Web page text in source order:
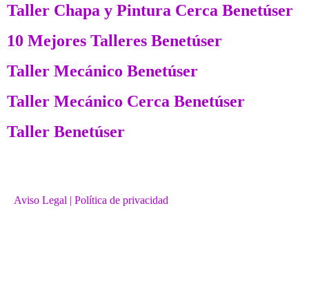
Taller Chapa y Pintura Cerca Benetúser
10 Mejores Talleres Benetúser
Taller Mecánico Benetúser
Taller Mecánico Cerca Benetúser
Taller Benetúser
Aviso Legal | Política de privacidad